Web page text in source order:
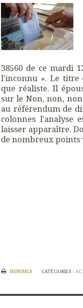
38560 de ce mardi
l'inconnu ». Le titre
que réaliste. Il
sur le Non, non,
au référendum de
colonnes l'analyse
laisser apparaître.
de nombreux points
IMPRIMER CATÉGORIES :